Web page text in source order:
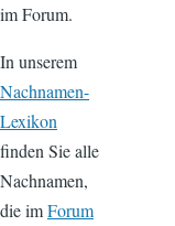
im Forum.
In unserem
Nachnamen-
Lexikon
finden Sie alle
Nachnamen,
die imForum